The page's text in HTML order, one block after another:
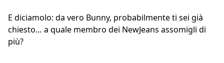
E diciamolo: da vero Bunny, probabilmente ti sei già
chiesto… a quale membro dei NewJeans assomigli di
più?